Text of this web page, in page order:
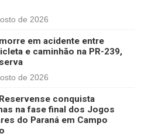
de 2026
em acidente entre
e caminhão na PR-239,
de 2026
conquista
na fase final dos Jogos
do Paraná em Campo